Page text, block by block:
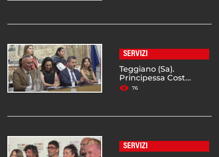
SERVIZI
Teggiano (Sa).
Principessa Cost...
76
SERVIZI